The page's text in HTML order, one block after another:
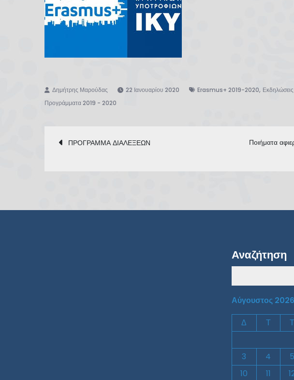
22 Ιανουαρίου 2020 Erasmus+ 2019-2020,
Προγράμματα 2019 - 2020
Πλοήγηση
άρθρων
ΠΡΟΓΡΑΜΜΑ ΔΙΑΛΕΞΕΩΝ
Ποιήματα
Αναζήτηση
Αύγουστος 2026
Δ
Τ Τ
3
4 5
10
11